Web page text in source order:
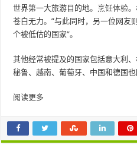
世界第一大旅游目的地。 烹饪体验
苍白无力。”与此同时，另一位网友
个被低估的国家”。
其他经常被提及的国家包括意大利
秘鲁、越南、葡萄牙、中国和德国也
阅读更多